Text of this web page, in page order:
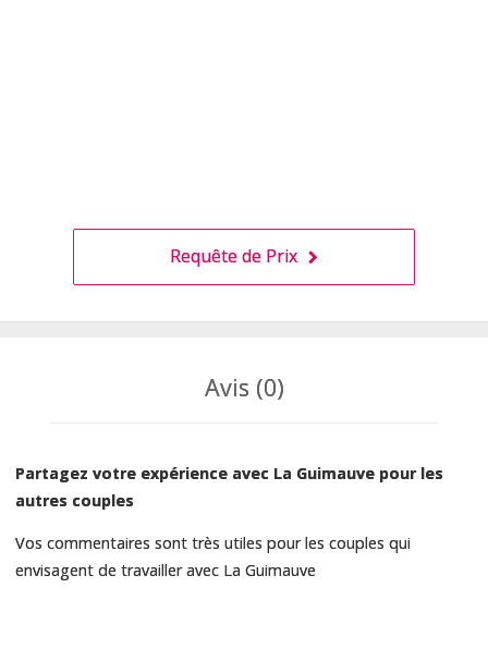
Requête de Prix
Avis (0)
Partagez votre expérience avec La Guimauve pour les
autres couples
Vos commentaires sont très utiles pour les couples qui
envisagent de travailler avec La Guimauve